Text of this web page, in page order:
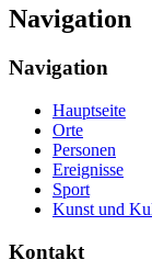
Navigation
Navigation
Hauptseite
Orte
Personen
Ereignisse
Sport
Kunst und
Kontakt